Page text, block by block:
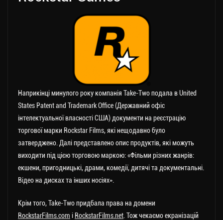
Наприкінці минулого року компанія Take-Two подала в United
States Patent and Trademark Office (Державний офіс
інтелектуальної власності США) документи на реєстрацію
торгової марки Rockstar Films, які нещодавно було
затверджено. Далі представлено опис продуктів, які можуть
виходити під цією торговою маркою: «Фільми різних жанрів:
екшени, пригодницькі, драми, комедії, дитячі та документальні.
Відео на дисках та інших носіях».
Крім того, Take-Two придбала права на домени
RockstarFilms.com і RockstarFilms.net . Тож чекаємо екранізацій